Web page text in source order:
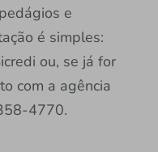
e
é simples:
ou, se já for
com a agência
4770.